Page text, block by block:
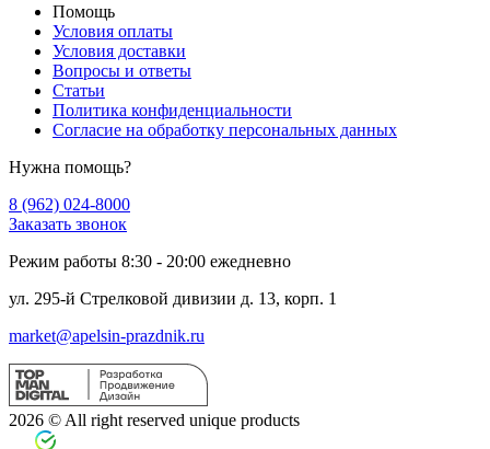
Помощь
Условия оплаты
Условия доставки
Вопросы и ответы
Статьи
Политика конфиденциальности
Cогласие на обработку персональных данных
Нужна помощь?
8 (962) 024-8000
Заказать звонок
Режим работы 8:30 - 20:00 ежедневно
ул. 295-й Стрелковой дивизии д. 13, корп. 1
market@apelsin-prazdnik.ru
2026 © All right reserved unique products